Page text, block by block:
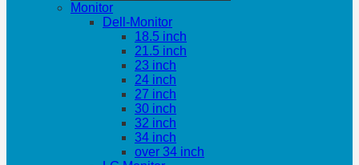
Monitor
Dell-Monitor
18.5 inch
21.5 inch
23 inch
24 inch
27 inch
30 inch
32 inch
34 inch
over 34 inch